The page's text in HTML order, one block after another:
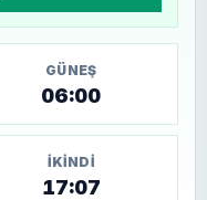
GÜNEŞ
06:00
İKINDI
17:07